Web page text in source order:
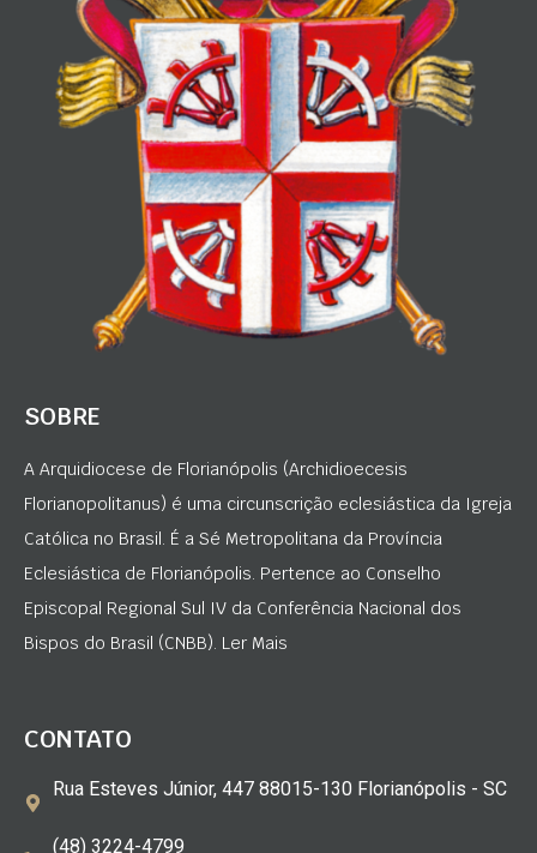
SOBRE
A Arquidiocese de Florianópolis (Archidioecesis
Florianopolitanus) é uma circunscrição eclesiástica da Igreja
Católica no Brasil. É a Sé Metropolitana da Província
Eclesiástica de Florianópolis. Pertence ao Conselho
Episcopal Regional Sul IV da Conferência Nacional dos
Bispos do Brasil (CNBB). Ler Mais
CONTATO
Rua Esteves Júnior, 447 88015-130 Florianópolis - SC
(48) 3224-4799